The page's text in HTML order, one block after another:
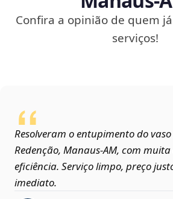
Confira a opinião de quem
serviços!
Resolveram o entupimento do
Redenção, Manaus‑AM, com
eficiência. Serviço limpo, preço
imediato.